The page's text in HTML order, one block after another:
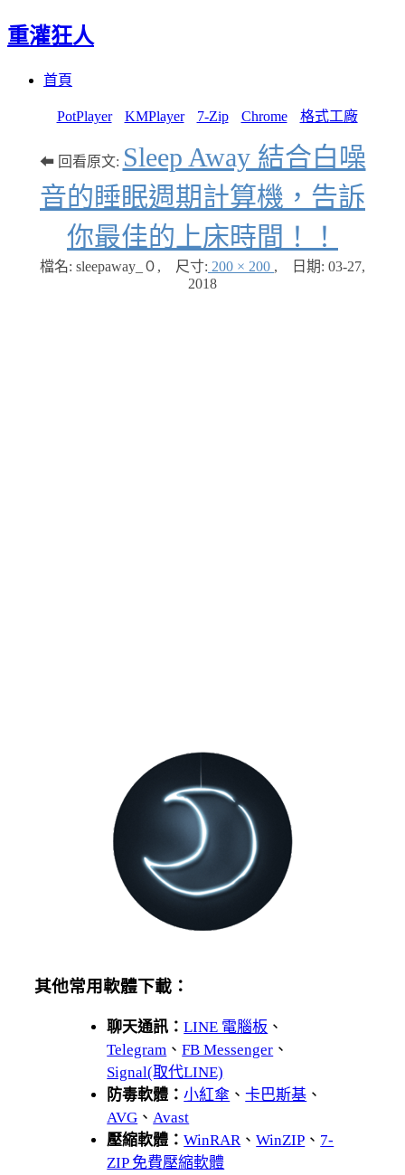
重灌狂人
首頁
PotPlayer KMPlayer 7-Zip Chrome 格式工廠
⬅ 回看原文: Sleep Away 結合白噪
音的睡眠週期計算機，告訴
你最佳的上床時間！！
檔名: sleepaway_０ , 尺寸: 200 × 200 , 日期: 03-27,
2018
其他常用軟體下載：
聊天通訊：LINE 電腦板 、
Telegram 、FB Messenger 、
Signal(取代LINE)
防毒軟體：小紅傘 、卡巴斯基 、
AVG 、 Avast
壓縮軟體：WinRAR 、WinZIP 、 7-
ZIP 免費壓縮軟體